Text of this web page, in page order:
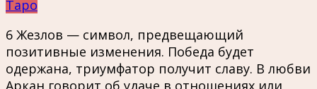
Таро
6 Жезлов — символ, предвещающий
позитивные изменения. Победа будет
одержана, триумфатор получит славу. В любви
Аркан говорит об удаче в отношениях или